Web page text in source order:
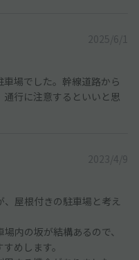
2025/6/1
場でした。幹線道路から
行に注意するといいと思
2023/4/9
、屋根付きの駐車場と考え
内の坂が結構あるので、
めします。